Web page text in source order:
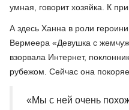
умная, говорит хозяйка. К
А здесь Ханна в роли
Вермеера «Девушка с
взорвала Интернет,
рубежом. Сейчас она
«Мы с ней очень